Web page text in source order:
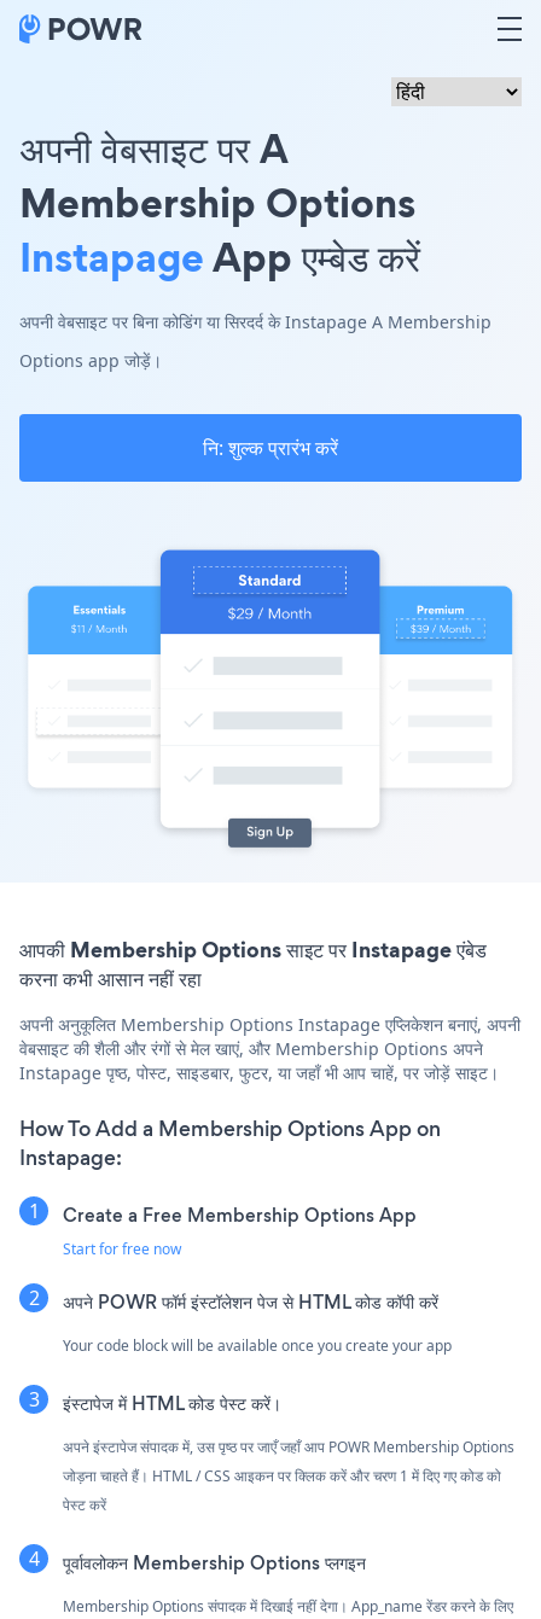
अपनी वेबसाइट पर A
Membership Options
InstapageApp एम्बेड करें
अपनी वेबसाइट पर बिना कोडिंग या सिरदर्द के Instapage A Membership
Options app जोड़ें।
नि: शुल्क प्रारंभ करें
आपकी Membership Options साइट पर Instapage एंबेड
करना कभी आसान नहीं रहा
अपनी अनुकूलित Membership Options Instapage एप्लिकेशन बनाएं, अपनी
वेबसाइट की शैली और रंगों से मेल खाएं, और Membership Options अपने
Instapage पृष्ठ, पोस्ट, साइडबार, फुटर, या जहाँ भी आप चाहें, पर जोड़ें साइट।
How To Add a Membership Options App on
Instapage:
Create a Free Membership Options App
Start for free now
अपने POWR फॉर्म इंस्टॉलेशन पेज से HTML कोड कॉपी करें
Your code block will be available once you create your app
इंस्टापेज में HTML कोड पेस्ट करें।
अपने इंस्टापेज संपादक में, उस पृष्ठ पर जाएँ जहाँ आप POWR Membership Options
जोड़ना चाहते हैं। HTML / CSS आइकन पर क्लिक करें और चरण 1 में दिए गए कोड को
पेस्ट करें
पूर्वावलोकन Membership Options प्लगइन
Membership Options संपादक में दिखाई नहीं देगा। App_name रेंडर करने के लिए